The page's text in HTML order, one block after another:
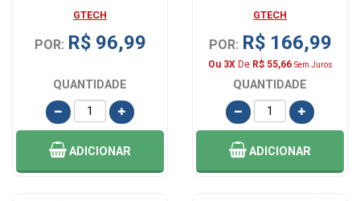
GTECH
POR: R$ 96,99
QUANTIDADE
ADICIONAR
GTECH
POR: R$ 166,99
Ou 3XDe R$ 55,66 Sem Juros
QUANTIDADE
ADICIONAR